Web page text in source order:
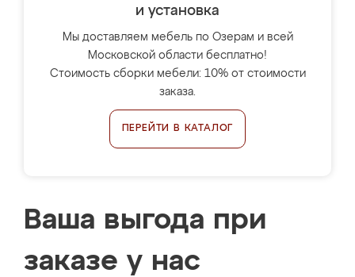
и установка
Мы доставляем мебель по Озерам и всей
Московской области бесплатно!
Стоимость сборки мебели: 10% от стоимости
заказа.
ПЕРЕЙТИ В КАТАЛОГ
Ваша выгода при
заказе у нас